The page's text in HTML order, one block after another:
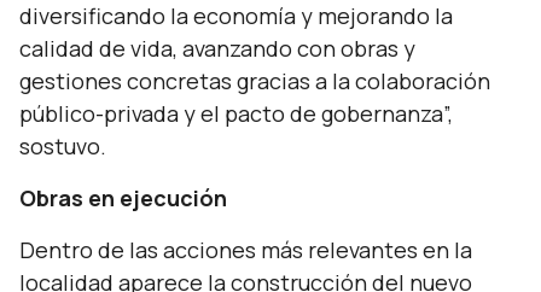
diversificando la economía y mejorando la
calidad de vida, avanzando con obras y
gestiones concretas gracias a la colaboración
público-privada y el pacto de gobernanza”,
sostuvo.
Obras en ejecución
Dentro de las acciones más relevantes en la
localidad aparece la construcción del nuevo